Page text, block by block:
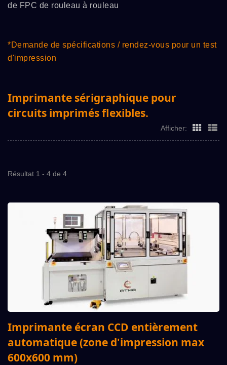
de FPC de rouleau à rouleau
*Demande de spécifications / rendez-vous pour un test
d'impression
Imprimante sérigraphique pour
circuits imprimés flexibles.
Afficher:
Résultat 1 - 4 de 4
Imprimante écran CCD entièrement
automatique (zone d'impression max
600x600 mm)